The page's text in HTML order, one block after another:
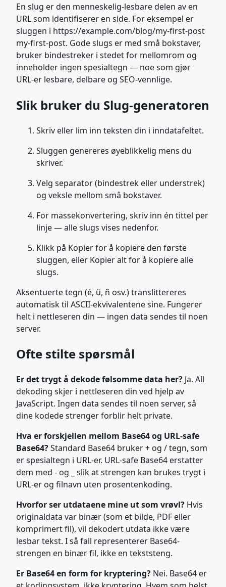
En slug er den menneskelig-lesbare delen av en
URL som identifiserer en side. For eksempel er
sluggen i https://example.com/blog/my-first-post
my-first-post. Gode slugs er med små bokstaver,
bruker bindestreker i stedet for mellomrom og
inneholder ingen spesialtegn — noe som gjør
URL-er lesbare, delbare og SEO-vennlige.
Slik bruker du Slug-generatoren
Skriv eller lim inn teksten din i inndatafeltet.
Sluggen genereres øyeblikkelig mens du
skriver.
Velg separator (bindestrek eller understrek)
og veksle mellom små bokstaver.
For massekonvertering, skriv inn én tittel per
linje — alle slugs vises nedenfor.
Klikk på Kopier for å kopiere den første
sluggen, eller Kopier alt for å kopiere alle
slugs.
Aksentuerte tegn (é, ü, ñ osv.) translittereres
automatisk til ASCII-ekvivalentene sine. Fungerer
helt i nettleseren din — ingen data sendes til noen
server.
Ofte stilte spørsmål
Er det trygt å dekode følsomme data her? Ja. All
dekoding skjer i nettleseren din ved hjelp av
JavaScript. Ingen data sendes til noen server, så
dine kodede strenger forblir helt private.
Hva er forskjellen mellom Base64 og URL-safe
Base64?Standard Base64 bruker + og / tegn, som
er spesialtegn i URL-er. URL-safe Base64 erstatter
dem med - og _ slik at strengen kan brukes trygt i
URL-er og filnavn uten prosentenkoding.
Hvorfor ser utdataene mine ut som vrøvl? Hvis
originaldata var binær (som et bilde, PDF eller
komprimert fil), vil dekodert utdata ikke være
lesbar tekst. I så fall representerer Base64-
strengen en binær fil, ikke en tekststeng.
Er Base64 en form for kryptering? Nei. Base64 er